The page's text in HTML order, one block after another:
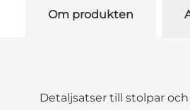
Om produkten
Detaljsatser till stolpar